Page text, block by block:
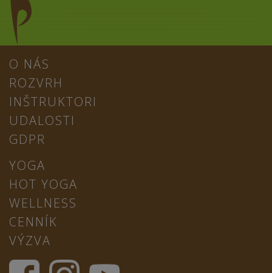
O NÁS
ROZVRH
INŠTRUKTORI
UDALOSTI
GDPR
YOGA
HOT YOGA
WELLNESS
CENNÍK
VÝZVA